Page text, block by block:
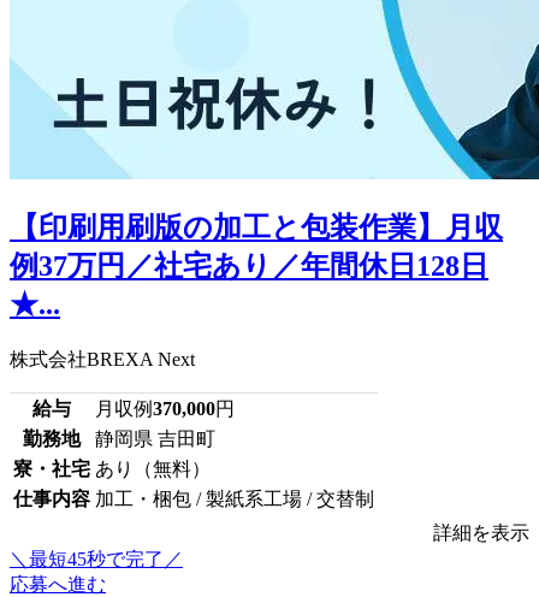
【印刷用刷版の加工と包装作業】月収
例37万円／社宅あり／年間休日128日
★...
株式会社BREXA Next
給与 月収例370,000円
勤務地
静岡県 吉田町
寮・社宅 あり（無料）
仕事内容 加工・梱包 / 製紙系工場 / 交替制
詳細を表示
＼最短45秒で完了／
応募へ進む